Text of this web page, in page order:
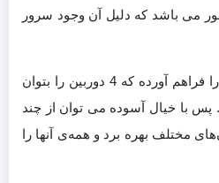
می باشد که دلیل آن وجود سرور
نرم افزار برایتون این امکان را فراهم آورده که 4 دوربین را بتوان
با خیال آسوده می توان از چند
مختلف بهره برد و همه‌ی آنها را